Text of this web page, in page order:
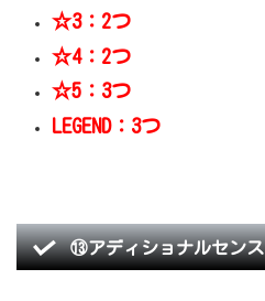
☆3：2つ
☆4：2つ
☆5：3つ
LEGEND：3つ
⑬アディショナルセンス